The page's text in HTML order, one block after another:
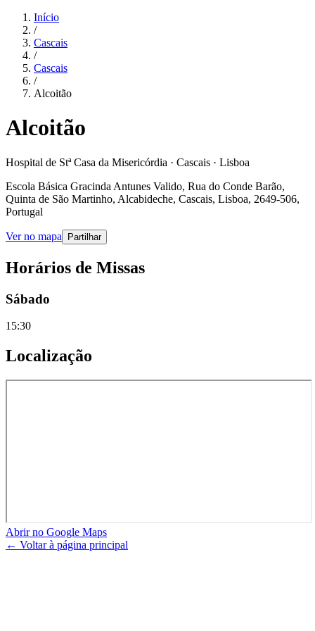
Início
/
Cascais
/
Cascais
/
Alcoitão
Alcoitão
Hospital de Stª Casa da Misericórdia · Cascais · Lisboa
Escola Básica Gracinda Antunes Valido, Rua do Conde Barão,
Quinta de São Martinho, Alcabideche, Cascais, Lisboa, 2649-506,
Portugal
Ver no mapa Partilhar
Horários de Missas
Sábado
15:30
Localização
Abrir no Google Maps
← Voltar à página principal